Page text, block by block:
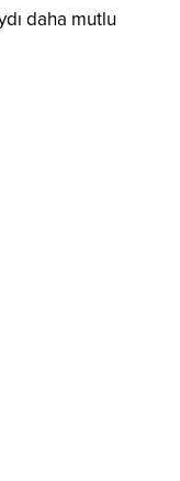
daha mutlu